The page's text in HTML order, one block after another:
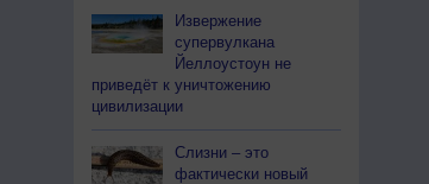
Извержение
супервулкана
Йеллоустоун не
приведёт к уничтожению
цивилизации
Слизни – это
фактически новый